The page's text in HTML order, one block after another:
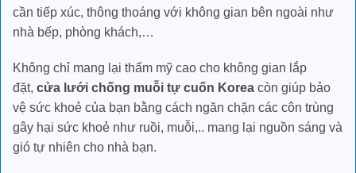
cần tiếp xúc, thông thoáng với không gian bên ngoài như
nhà bếp, phòng khách,…
Không chỉ mang lại thẩm mỹ cao cho không gian lắp
đặt, cửa lưới chống muỗi tự cuốn Korea còn giúp bảo
vệ sức khoẻ của bạn bằng cách ngăn chặn các côn trùng
gây hại sức khoẻ như ruồi, muỗi,.. mang lại nguồn sáng và
gió tự nhiên cho nhà bạn.